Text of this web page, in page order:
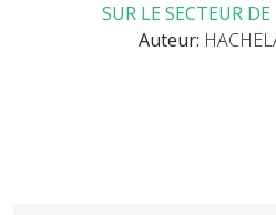
SUR LE SECTEUR
Auteur: